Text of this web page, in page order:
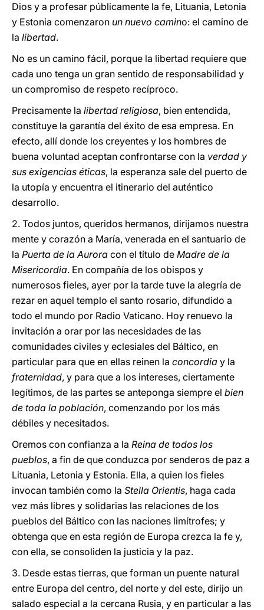
Dios y a profesar públicamente la fe, Lituania, Letonia
y Estonia comenzaron un nuevo camino: el camino de
la libertad.
No es un camino fácil, porque la libertad requiere que
cada uno tenga un gran sentido de responsabilidad y
un compromiso de respeto recíproco.
Precisamente la libertad religiosa, bien entendida,
constituye la garantía del éxito de esa empresa. En
efecto, allí donde los creyentes y los hombres de
buena voluntad aceptan confrontarse con la verdad y
sus exigencias éticas, la esperanza sale del puerto de
la utopía y encuentra el itinerario del auténtico
desarrollo.
2. Todos juntos, queridos hermanos, dirijamos nuestra
mente y corazón a María, venerada en el santuario de
la Puerta de la Aurora con el título de Madre de la
Misericordia. En compañía de los obispos y
numerosos fieles, ayer por la tarde tuve la alegría de
rezar en aquel templo el santo rosario, difundido a
todo el mundo por Radio Vaticano. Hoy renuevo la
invitación a orar por las necesidades de las
comunidades civiles y eclesiales del Báltico, en
particular para que en ellas reinen la concordia y la
fraternidad, y para que a los intereses, ciertamente
legítimos, de las partes se anteponga siempre el bien
de toda la población, comenzando por los más
débiles y necesitados.
Oremos con confianza a la Reina de todos los
pueblos, a fin de que conduzca por senderos de paz a
Lituania, Letonia y Estonia. Ella, a quien los fieles
invocan también como la Stella Orientis, haga cada
vez más libres y solidarias las relaciones de los
pueblos del Báltico con las naciones limítrofes; y
obtenga que en esta región de Europa crezca la fe y,
con ella, se consoliden la justicia y la paz.
3. Desde estas tierras, que forman un puente natural
entre Europa del centro, del norte y del este, dirijo un
salado especial a la cercana Rusia, y en particular a las